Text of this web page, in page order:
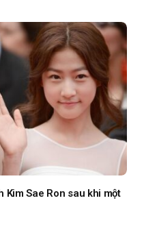
Kim Sae Ron sau khi một